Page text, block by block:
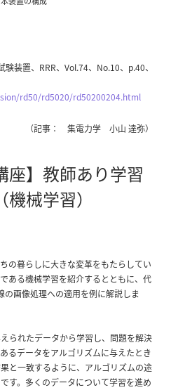
装置、RRR、Vol.74、No.10、p.40、
rd50/rd5020/rd50200204.html
（記事： 集電力学 小山 達弥）
座】教師あり学習
械学習）
の暮らしに大きな変革をもたらしてい
ある機械学習を紹介するとともに、代
画像処理への適用を例に解説しま
られたデータから学習し、問題を解決
るデータをアルゴリズムに与えたとき
と一致するように、アルゴリズムの途
す。多くのデータについて学習を進め